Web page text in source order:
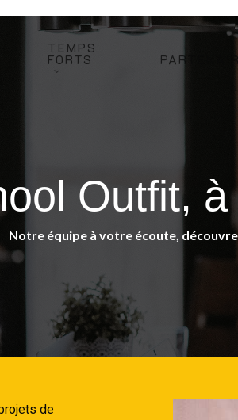
TEMPS
FORTS
Outfit,
Notre équipe à votre écoute,
de